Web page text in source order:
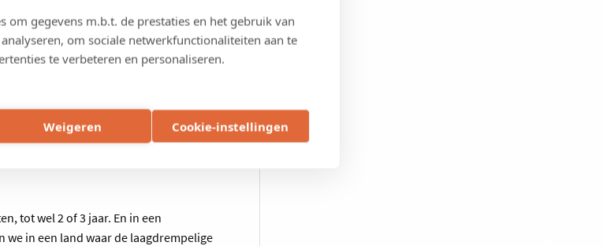
om gegevens m.b.t. de prestaties en het gebruik van
om sociale netwerkfunctionaliteiten aan te
te verbeteren en personaliseren.
Weigeren Cookie-instellingen
en sparen enkele jaren. Dat
eerste gezinswoning van de hand doen
een appartement, bij het pensioen. We
alvast meer, maar iets kleinere
niet aan de orde. Wel bezint CEO
scherp blijven. Er liggen voldoende
En maken we van de dip niet beter
trekken?”
tot wel 2 of 3 jaar. En in een
we in een land waar de laagdrempelige